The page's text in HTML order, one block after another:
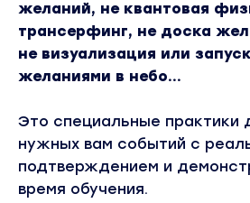
желаний, не квантовая
трансерфинг, не доска
не визуализация или
желаниями в небо...
Это специальные практики
нужных вам событий с
подтверждением и
время обучения.